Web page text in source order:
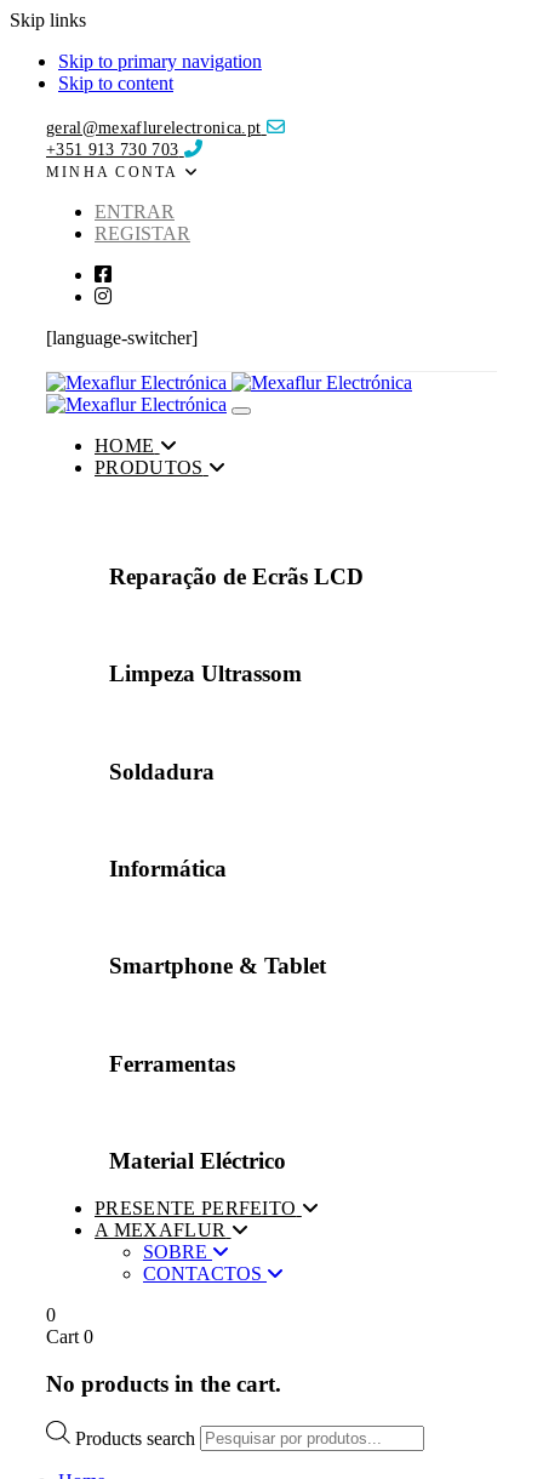
Skip links
Skip to primary navigation
Skip to content
geral@mexaflurelectronica.pt
+351 913 730 703
MINHA CONTA
ENTRAR
REGISTAR
[language-switcher]
Toggle navigation
HOME
PRODUTOS
Reparação de Ecrãs LCD
Limpeza Ultrassom
Soldadura
Informática
Smartphone & Tablet
Ferramentas
Material Eléctrico
PRESENTE PERFEITO
A MEXAFLUR
SOBRE
CONTACTOS
0
Cart 0
No products in the cart.
Products search